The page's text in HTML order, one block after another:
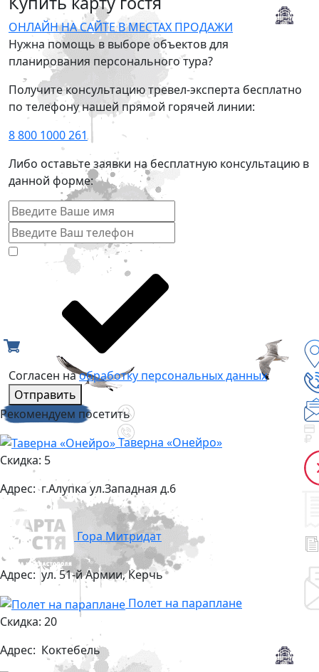
ОНЛАЙН НА САЙТЕВ МЕСТАХ ПРОДАЖИ
Нужна помощь в выборе объектов для
планирования персонального тура?
Получите консультацию тревел-эксперта бесплатно
по телефону нашей прямой горячей линии:
8 800 1000 261
Либо оставьте заявки на бесплатную консультацию в
данной форме:
Согласен наобработку персональных данных.
Отправить
Рекомендуем посетить
Таверна «Онейро»
Скидка: 5
Адрес:г.Алупка ул.Западная д.6
Гора Митридат
Адрес: ул. 51-й Армии, Керчь
Полет на параплане
Скидка: 20
Адрес: Коктебель